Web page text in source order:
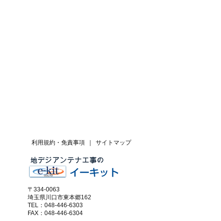
サイトマップ
利用規約・免責事項
〒334-0063
埼玉県川口市東本郷162
TEL：048-446-6303
FAX：048-446-6304